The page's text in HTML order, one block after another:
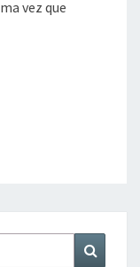
vez que